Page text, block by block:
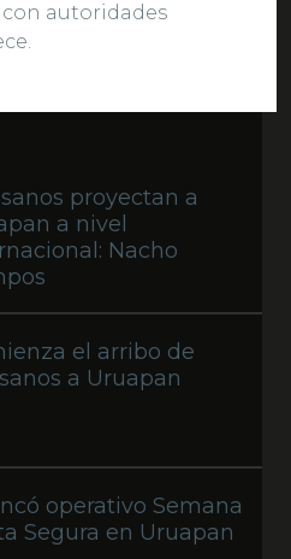
autoridades
proyectan a
a nivel
Nacho
el arribo de
a Uruapan
operativo Semana
Segura en Uruapan